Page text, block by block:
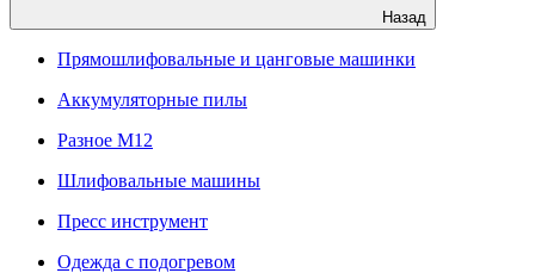
Назад
Прямошлифовальные и цанговые машинки
Аккумуляторные пилы
Разное M12
Шлифовальные машины
Пресс инструмент
Одежда с подогревом